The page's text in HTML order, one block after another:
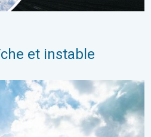
et instable
orages ?. Météo de votre